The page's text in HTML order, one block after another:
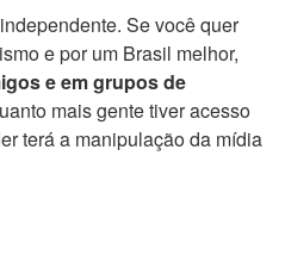
Se você quer
e por um Brasil melhor,
e em grupos de
mais gente tiver acesso
terá a manipulação da mídia